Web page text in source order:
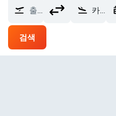
출발지 카셀 카젤칼덴공항 (KSF)
검색